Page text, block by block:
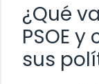
¿Qué
PSOE
sus